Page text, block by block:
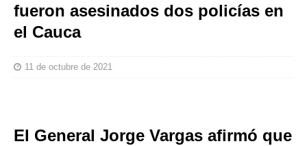
fueron asesinados dos policías en
el Cauca
11 de octubre de 2021
El General Jorge Vargas afirmó que